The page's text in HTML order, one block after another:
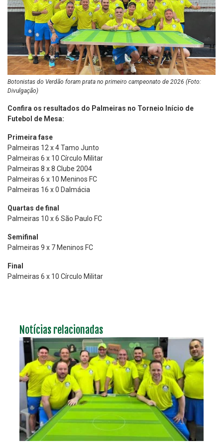
Botonistas do Verdão foram prata no primeiro campeonato de 2026 (Foto:
Divulgação)
Confira os resultados do Palmeiras no Torneio Início de
Futebol de Mesa:
Primeira fase
Palmeiras 12 x 4 Tamo Junto
Palmeiras 6 x 10 Círculo Militar
Palmeiras 8 x 8 Clube 2004
Palmeiras 6 x 10 Meninos FC
Palmeiras 16 x 0 Dalmácia
Quartas de final
Palmeiras 10 x 6 São Paulo FC
Semifinal
Palmeiras 9 x 7 Meninos FC
Final
Palmeiras 6 x 10 Círculo Militar
Notícias relacionadas